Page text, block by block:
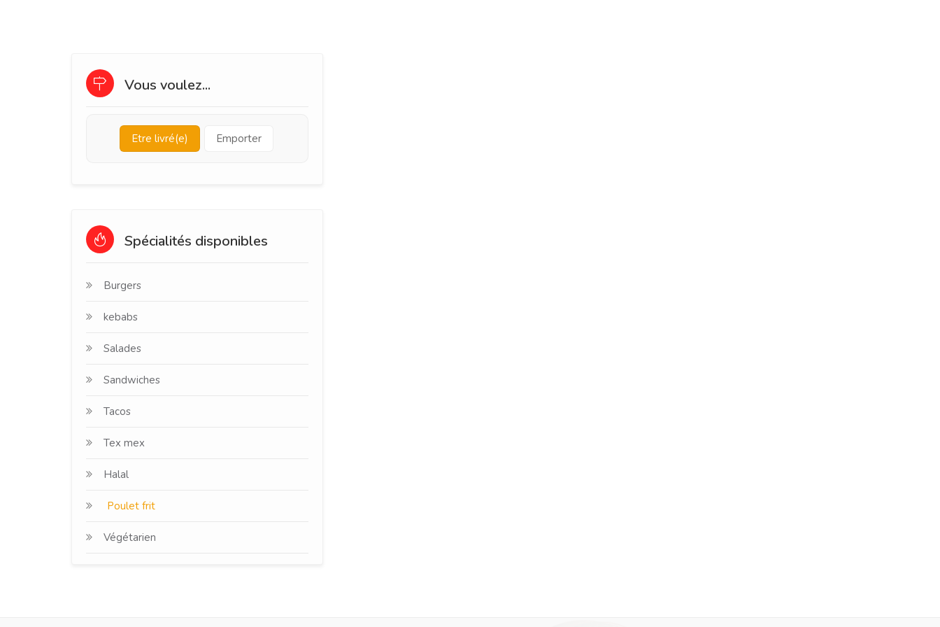
Vous voulez...
Etre livré(e) Emporter
Spécialités disponibles
Burgers
kebabs
Salades
Sandwiches
Tacos
Tex mex
Halal
Poulet frit
Végétarien